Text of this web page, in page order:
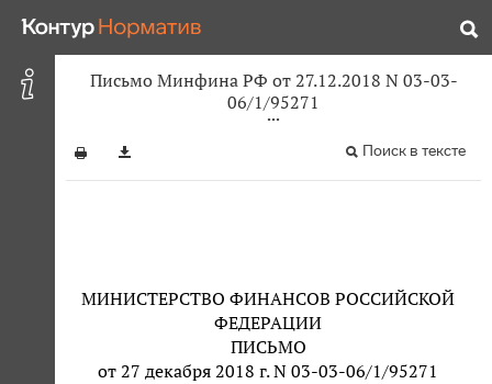
Письмо Минфина РФ от 27.12.2018 N 03-03-
06/1/95271
Поиск в тексте
МИНИСТЕРСТВО ФИНАНСОВ РОССИЙСКОЙ
ФЕДЕРАЦИИ
ПИСЬМО
от 27 декабря 2018 г. N 03-03-06/1/95271